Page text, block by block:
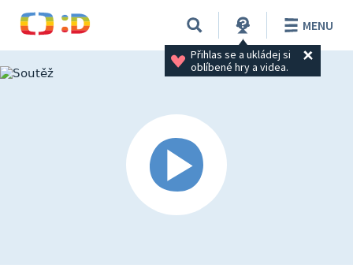
Přihlas se a ukládej si
oblíbené hry a videa.
MENU